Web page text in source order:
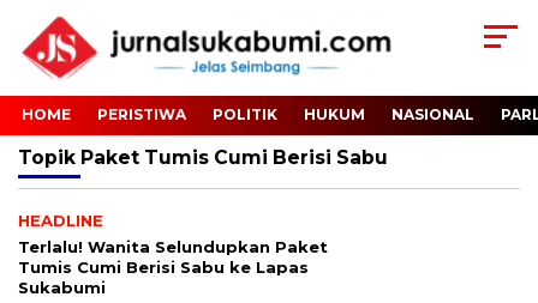
HOME PERISTIWA POLITIK HUKUM NASIONAL
Topik Paket Tumis Cumi Berisi Sabu
HEADLINE
Terlalu! Wanita Selundupkan Paket
Tumis Cumi Berisi Sabu ke Lapas
Sukabumi